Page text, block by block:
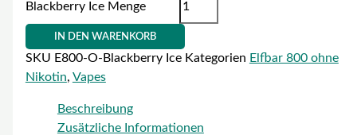
Blackberry Ice Menge
IN DEN WARENKORB
SKU E800-O-Blackberry Ice Kategorien Elfbar 800 ohne
Nikotin, Vapes
Beschreibung
Zusätzliche Informationen